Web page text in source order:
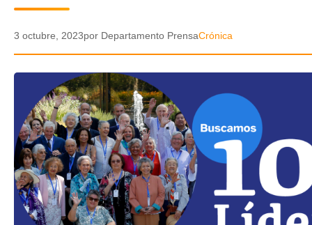
POLICIAL
AUDIOS
VIDEOS
GALERIA DE FOTOS
APP MÓVIL
3 octubre, 2023por Departamento PrensaCrónica